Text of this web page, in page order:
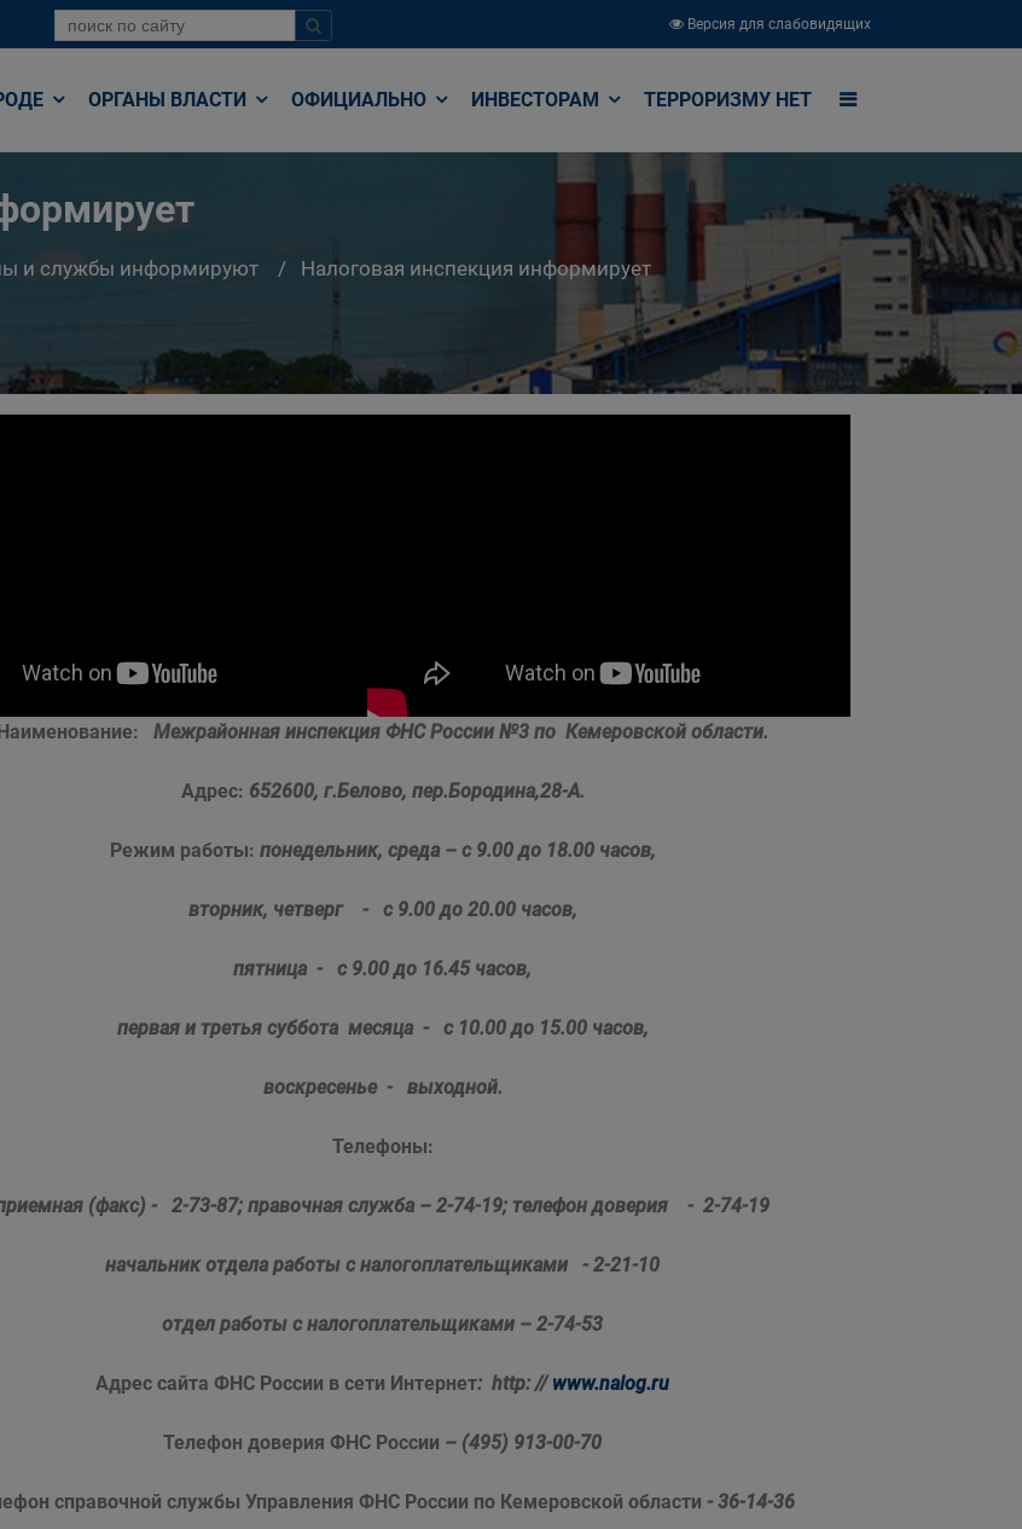
Версия для слабовидящих
ОРГАНЫ ВЛАСТИ ОФИЦИАЛЬНО ИНВЕСТОРАМ ТЕРРОРИЗМУ НЕТ
и службы информируют Налоговая инспекция информирует
Межрайонная инспекция ФНС России №3 по Кемеровской области.
Адрес: 652600, г.Белово, пер.Бородина,28-А.
Режим работы: понедельник, среда – с 9.00 до 18.00 часов,
вторник, четверг - с 9.00 до 20.00 часов,
пятница - с 9.00 до 16.45часов,
первая и третья суббота месяца - с 10.00 до 15.00 часов,
воскресенье - выходной.
Телефоны:
(факс) - 2-73-87; правочная служба – 2-74-19; телефон доверия - 2-74-19
начальник отдела работы с налогоплательщиками - 2-21-10
отдел работы с налогоплательщиками – 2-74-53
Адрес сайта ФНС России в сети Интернет: http: //www.nalog.ru
Телефон доверия ФНС России – (495) 913-00-70
справочной службы Управления ФНС России по Кемеровской области - 36-14-36